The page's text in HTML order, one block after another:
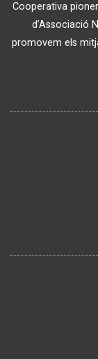
de
Catalunya
Cooperativa
d’Associació
promovem els
nos